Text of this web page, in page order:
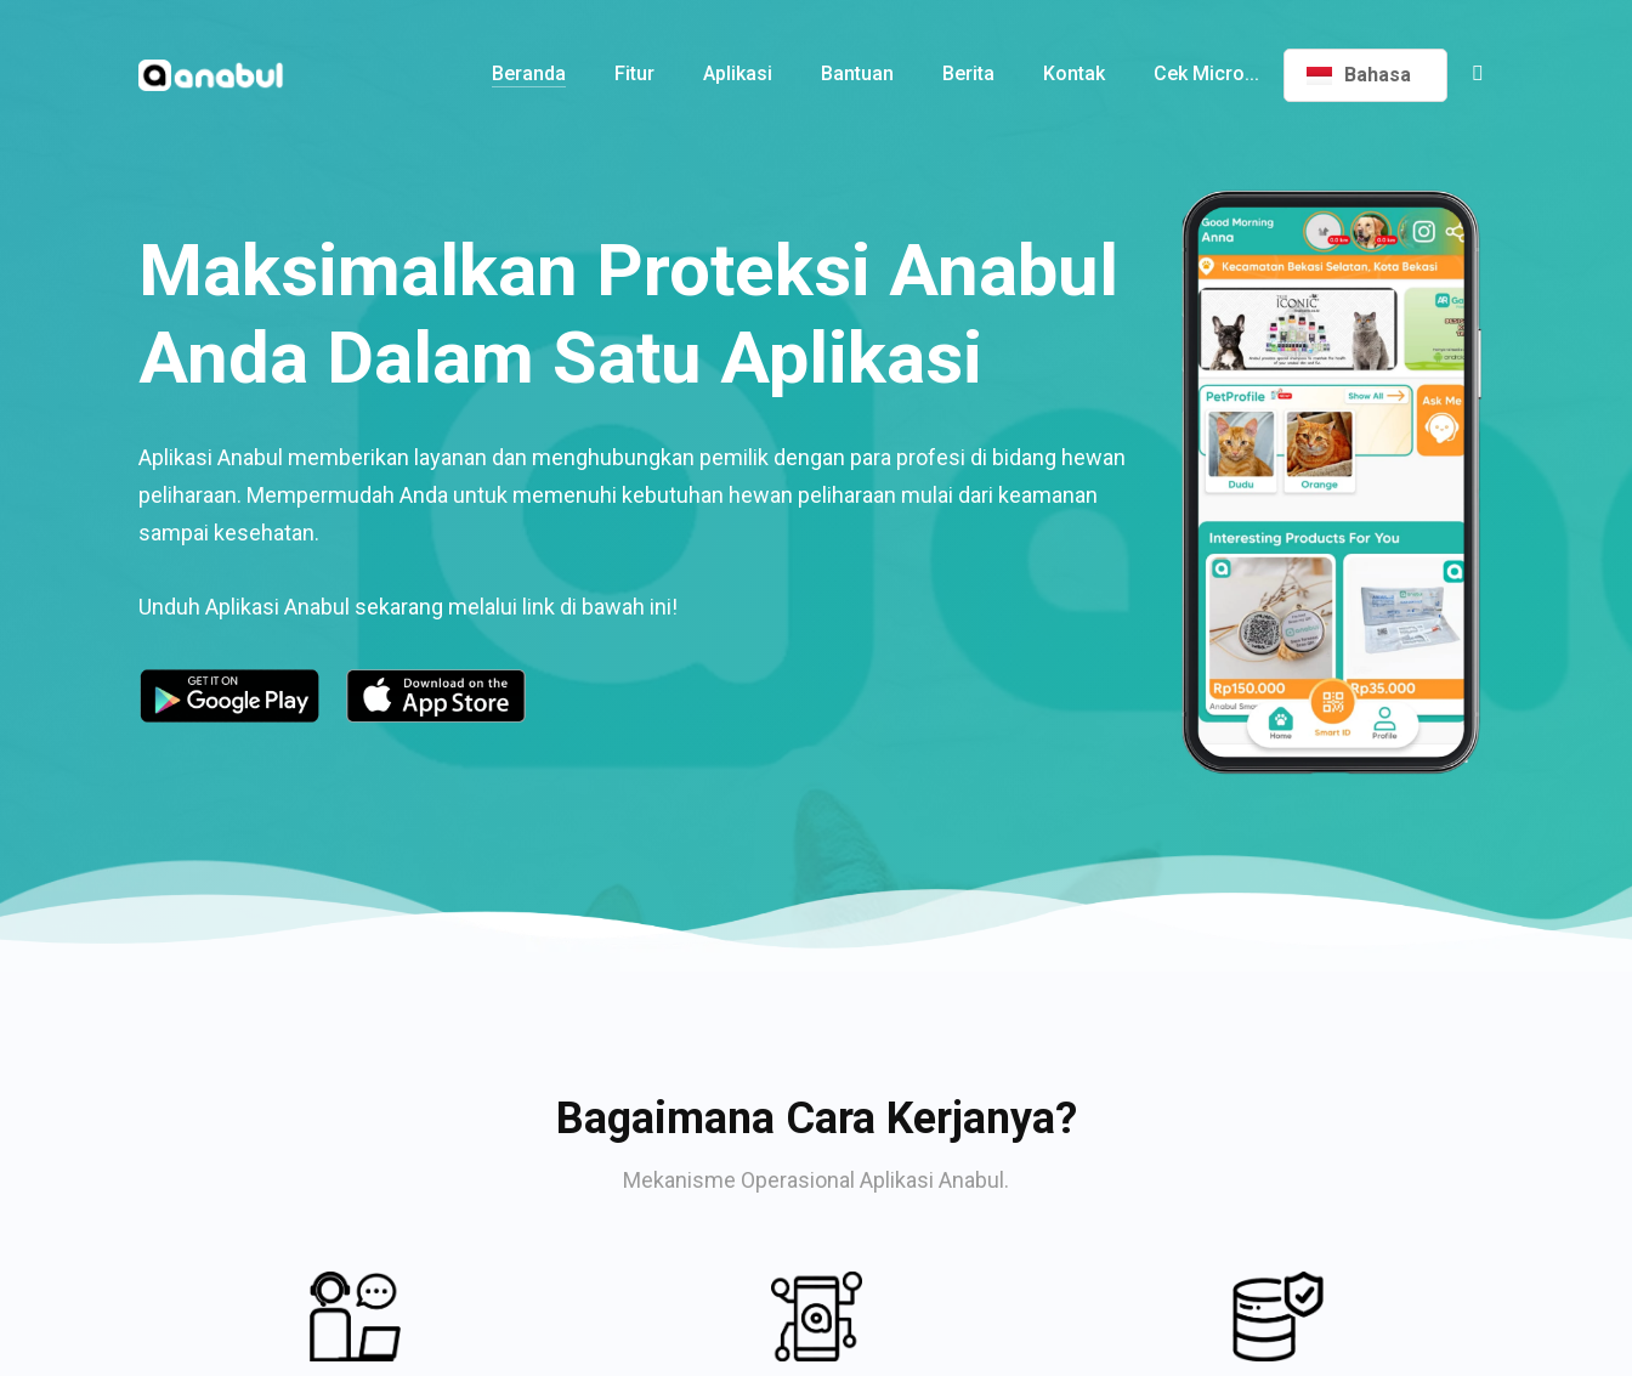
Beranda Fitur Aplikasi Bantuan Berita Kontak Cek Micro... Bahasa
Maksimalkan Proteksi Anabul
Anda Dalam Satu Aplikasi
Aplikasi Anabul memberikan layanan dan menghubungkan pemilik dengan para profesi di bidang hewan
peliharaan. Mempermudah Anda untuk memenuhi kebutuhan hewan peliharaan mulai dari keamanan
sampai kesehatan.
Unduh Aplikasi Anabul sekarang melalui link di bawah ini!
Bagaimana Cara Kerjanya?
Mekanisme Operasional Aplikasi Anabul.